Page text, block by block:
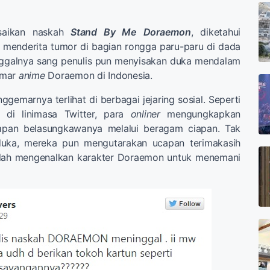
naskahStand By Me Doraemon, diketahui
menderita tumor di bagian rongga paru-paru di dada
sang penulis pun menyisakan duka mendalam
animeDoraemon di Indonesia.
terlihat di berbagai jejaring sosial. Seperti
di linimasa Twitter, para onlinermengungkapkan
belasungkawanya melalui beragam ciapan. Tak
mereka pun mengutarakan ucapan terimakasih
mengenalkan karakter Doraemon untuk menemani